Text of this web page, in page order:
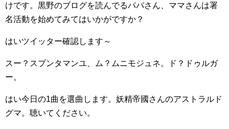
けです。黒野のブログを読んでるパパさん、ママさんは署
名活動を始めてみてはいかがですか？
はいツイッター確認します～
スー？スプンタマンユ、ム？ムニモジュネ。ド？ドゥルガ
ー。
はい今日の1曲を選曲します。妖精帝國さんのアストラルド
グマ。聴いてください。